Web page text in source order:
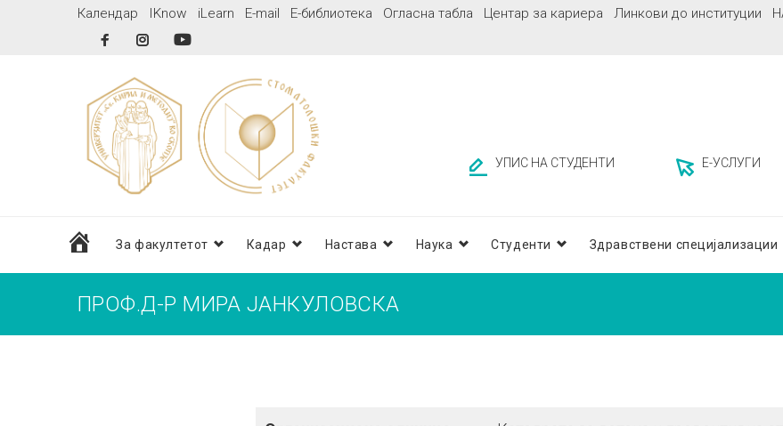
Календар IKnow iLearn E-mail Е-библиотека Огласна табла Центар за кариера Линкови до институции
FacebookInstagram
УПИС НА СТУДЕНТИ Е-УСЛУГИ
домаЗа факултетот Кадар Настава Наука Студенти Здравствени специјализации
ПРОФ.Д-Р МИРА ЈАНКУЛОВСКА